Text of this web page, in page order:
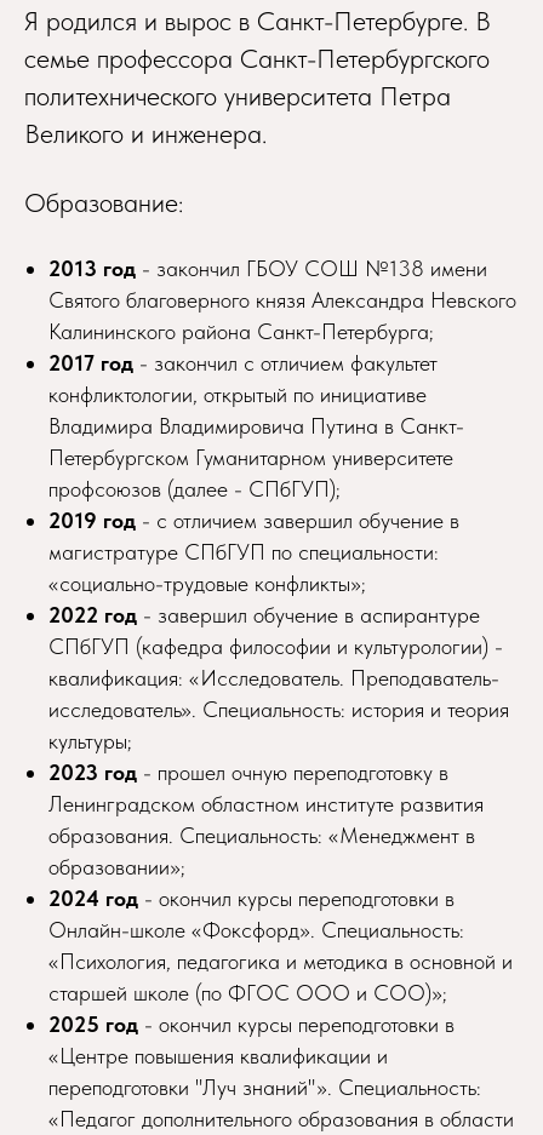
Я родился и вырос в Санкт-Петербурге. В
семье профессора Санкт-Петербургского
политехнического университета Петра
Великого и инженера.
Образование:
2013 год - закончил ГБОУ СОШ №138 имени
Святого благоверного князя Александра Невского
Калининского района Санкт-Петербурга;
2017 год - закончил с отличием факультет
конфликтологии, открытый по инициативе
Владимира Владимировича Путина в Санкт-
Петербургском Гуманитарном университете
профсоюзов (далее - СПбГУП);
2019 год - с отличием завершил обучение в
магистратуре СПбГУП по специальности:
«социально-трудовые конфликты»;
2022 год - завершил обучение в аспирантуре
СПбГУП (кафедра философии и культурологии) -
квалификация: «Исследователь. Преподаватель-
исследователь». Специальность: история и теория
культуры;
2023 год - прошел очную переподготовку в
Ленинградском областном институте развития
образования. Специальность: «Менеджмент в
образовании»;
2024 год - окончил курсы переподготовки в
Онлайн-школе «Фоксфорд». Специальность:
«Психология, педагогика и методика в основной и
старшей школе (по ФГОС ООО и СОО)»;
2025 год - окончил курсы переподготовки в
«Центре повышения квалификации и
переподготовки "Луч знаний"». Специальность:
«Педагог дополнительного образования в области